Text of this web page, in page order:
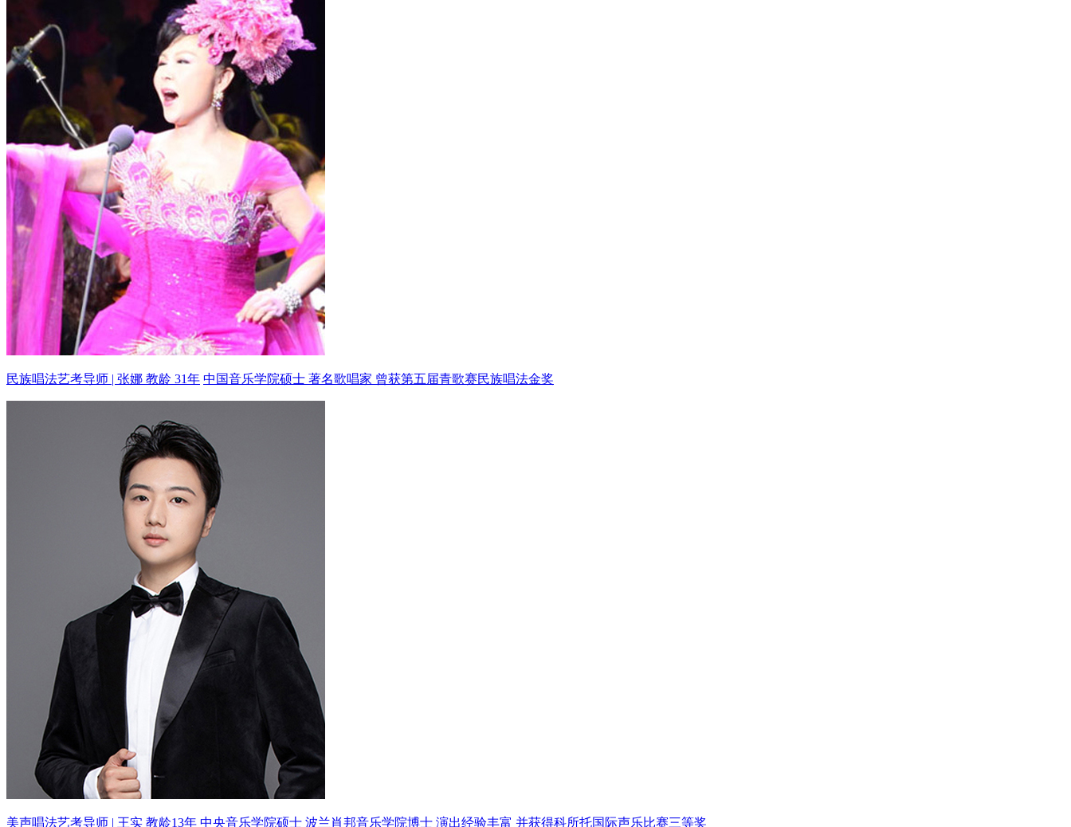
民族唱法艺考导师 | 张娜 教龄 31年 中国音乐学院硕士 著名歌唱家 曾获第五届青歌赛民族唱法金奖
美声唱法艺考导师 | 王实 教龄13年 中央音乐学院硕士 波兰肖邦音乐学院博士 演出经验丰富 并获得科所托国际声乐比赛三等奖